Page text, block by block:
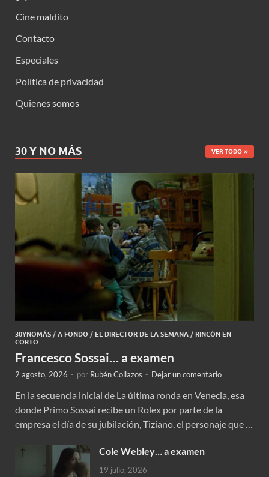
Cine maldito
Contacto
Especiales
Política de privacidad
Quienes somos
30 Y NO MÁS VER TODO
30YNOMÁS / A FONDO / EL DIRECTOR DE LA SEMANA / RINCÓN EN
CORTO
Francesco Sossai… a examen
2 agosto, 2026 - por Rubén Collazos - Dejar un comentario
En la secuencia inicial de La última ronda en Venecia, esa
donde Primo Sossai recibe un Rolex por parte de la
empresa el día de su jubilación, Tiziano, el personaje que …
Cole Webley… a examen
19 julio, 2026